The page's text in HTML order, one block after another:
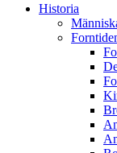
Historia